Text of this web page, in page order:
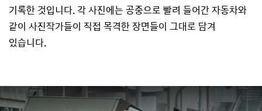
기록한 것입니다. 각 사진에는 공중으로 빨려 들어간 자동차와
같이 사진작가들이 직접 목격한 장면들이 그대로 담겨
있습니다.